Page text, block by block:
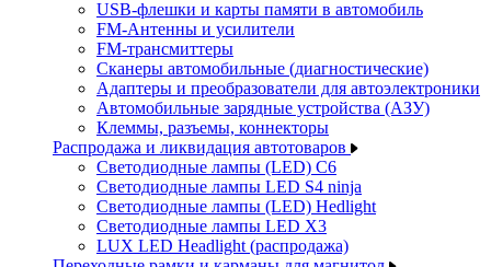
USB-флешки и карты памяти в автомобиль
FM-Антенны и усилители
FM-трансмиттеры
Сканеры автомобильные (диагностические)
Адаптеры и преобразователи для автоэлектроники
Автомобильные зарядные устройства (АЗУ)
Клеммы, разъемы, коннекторы
Распродажа и ликвидация автотоваров
Светодиодные лампы (LED) C6
Светодиодные лампы LED S4 ninja
Светодиодные лампы (LED) Hedlight
Светодиодные лампы LED X3
LUX LED Headlight (распродажа)